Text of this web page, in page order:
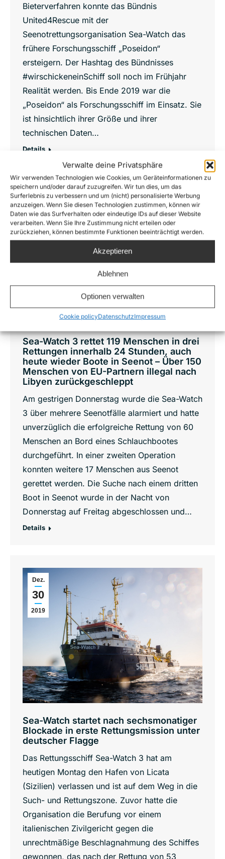
Verwalte deine Privatsphäre
Wir verwenden Technologien wie Cookies, um Geräteinformationen zu
speichern und/oder darauf zuzugreifen. Wir tun dies, um das
Surferlebnis zu verbessern und um (nicht) personalisierte Werbung
anzuzeigen. Wenn Sie diesen Technologien zustimmen, können wir
Daten wie das Surfverhalten oder eindeutige IDs auf dieser Website
verarbeiten. Wenn Sie Ihre Zustimmung nicht erteilen oder
zurückziehen, können bestimmte Funktionen beeinträchtigt werden.
Akzeptieren
Ablehnen
Optionen verwalten
Cookie policyDatenschutzImpressum
Bieterverfahren konnte das Bündnis
United4Rescue mit der
Seenotrettungsorganisation Sea-Watch das
frühere Forschungsschiff „Poseidon“
ersteigern. Der Hashtag des Bündnisses
#wirschickeneinSchiff soll noch im Frühjahr
Realität werden. Bis Ende 2019 war die
„Poseidon“ als Forschungsschiff im Einsatz. Sie
ist hinsichtlich ihrer Größe und ihrer
technischen Daten…
Details
10
2020
Sea-Watch 3 rettet 119 Menschen in drei
Rettungen innerhalb 24 Stunden, auch
heute wieder Boote in Seenot – Über 150
Menschen von EU-Partnern illegal nach
Libyen zurückgeschleppt
Am gestrigen Donnerstag wurde die Sea-Watch
3 über mehrere Seenotfälle alarmiert und hatte
unverzüglich die erfolgreiche Rettung von 60
Menschen an Bord eines Schlauchbootes
durchgeführt. In einer zweiten Operation
konnten weitere 17 Menschen aus Seenot
gerettet werden. Die Suche nach einem dritten
Boot in Seenot wurde in der Nacht von
Donnerstag auf Freitag abgeschlossen und…
Details
Dez.
30
2019
Sea-Watch startet nach sechsmonatiger
Blockade in erste Rettungsmission unter
deutscher Flagge
Das Rettungsschiff Sea-Watch 3 hat am
heutigen Montag den Hafen von Licata
(Sizilien) verlassen und ist auf dem Weg in die
Such- und Rettungszone. Zuvor hatte die
Organisation die Berufung vor einem
italienischen Zivilgericht gegen die
unrechtmäßige Beschlagnahmung des Schiffes
gewonnen, das nach der Rettung von 53